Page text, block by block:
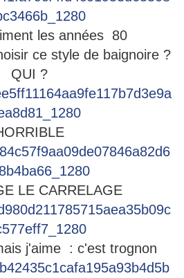
les années 80
ce style de baignoire ?
QUI ?
LE CARRELAGE
j'aime : c'est trognon